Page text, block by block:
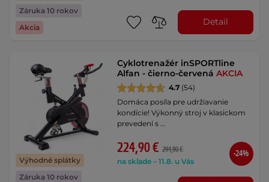
Záruka 10 rokov
Akcia
Detail
Výhodné splátky
Záruka 10 rokov
Cyklotrenažér inSPORTline
Alfan - čierno-červenáAKCIA
4.7 (54)
Domáca posila pre udržiavanie
kondície! Výkonný stroj v klasickom
prevedení s …
224,90 € 294,90 €
na sklade – 11.8. u Vás
-24%